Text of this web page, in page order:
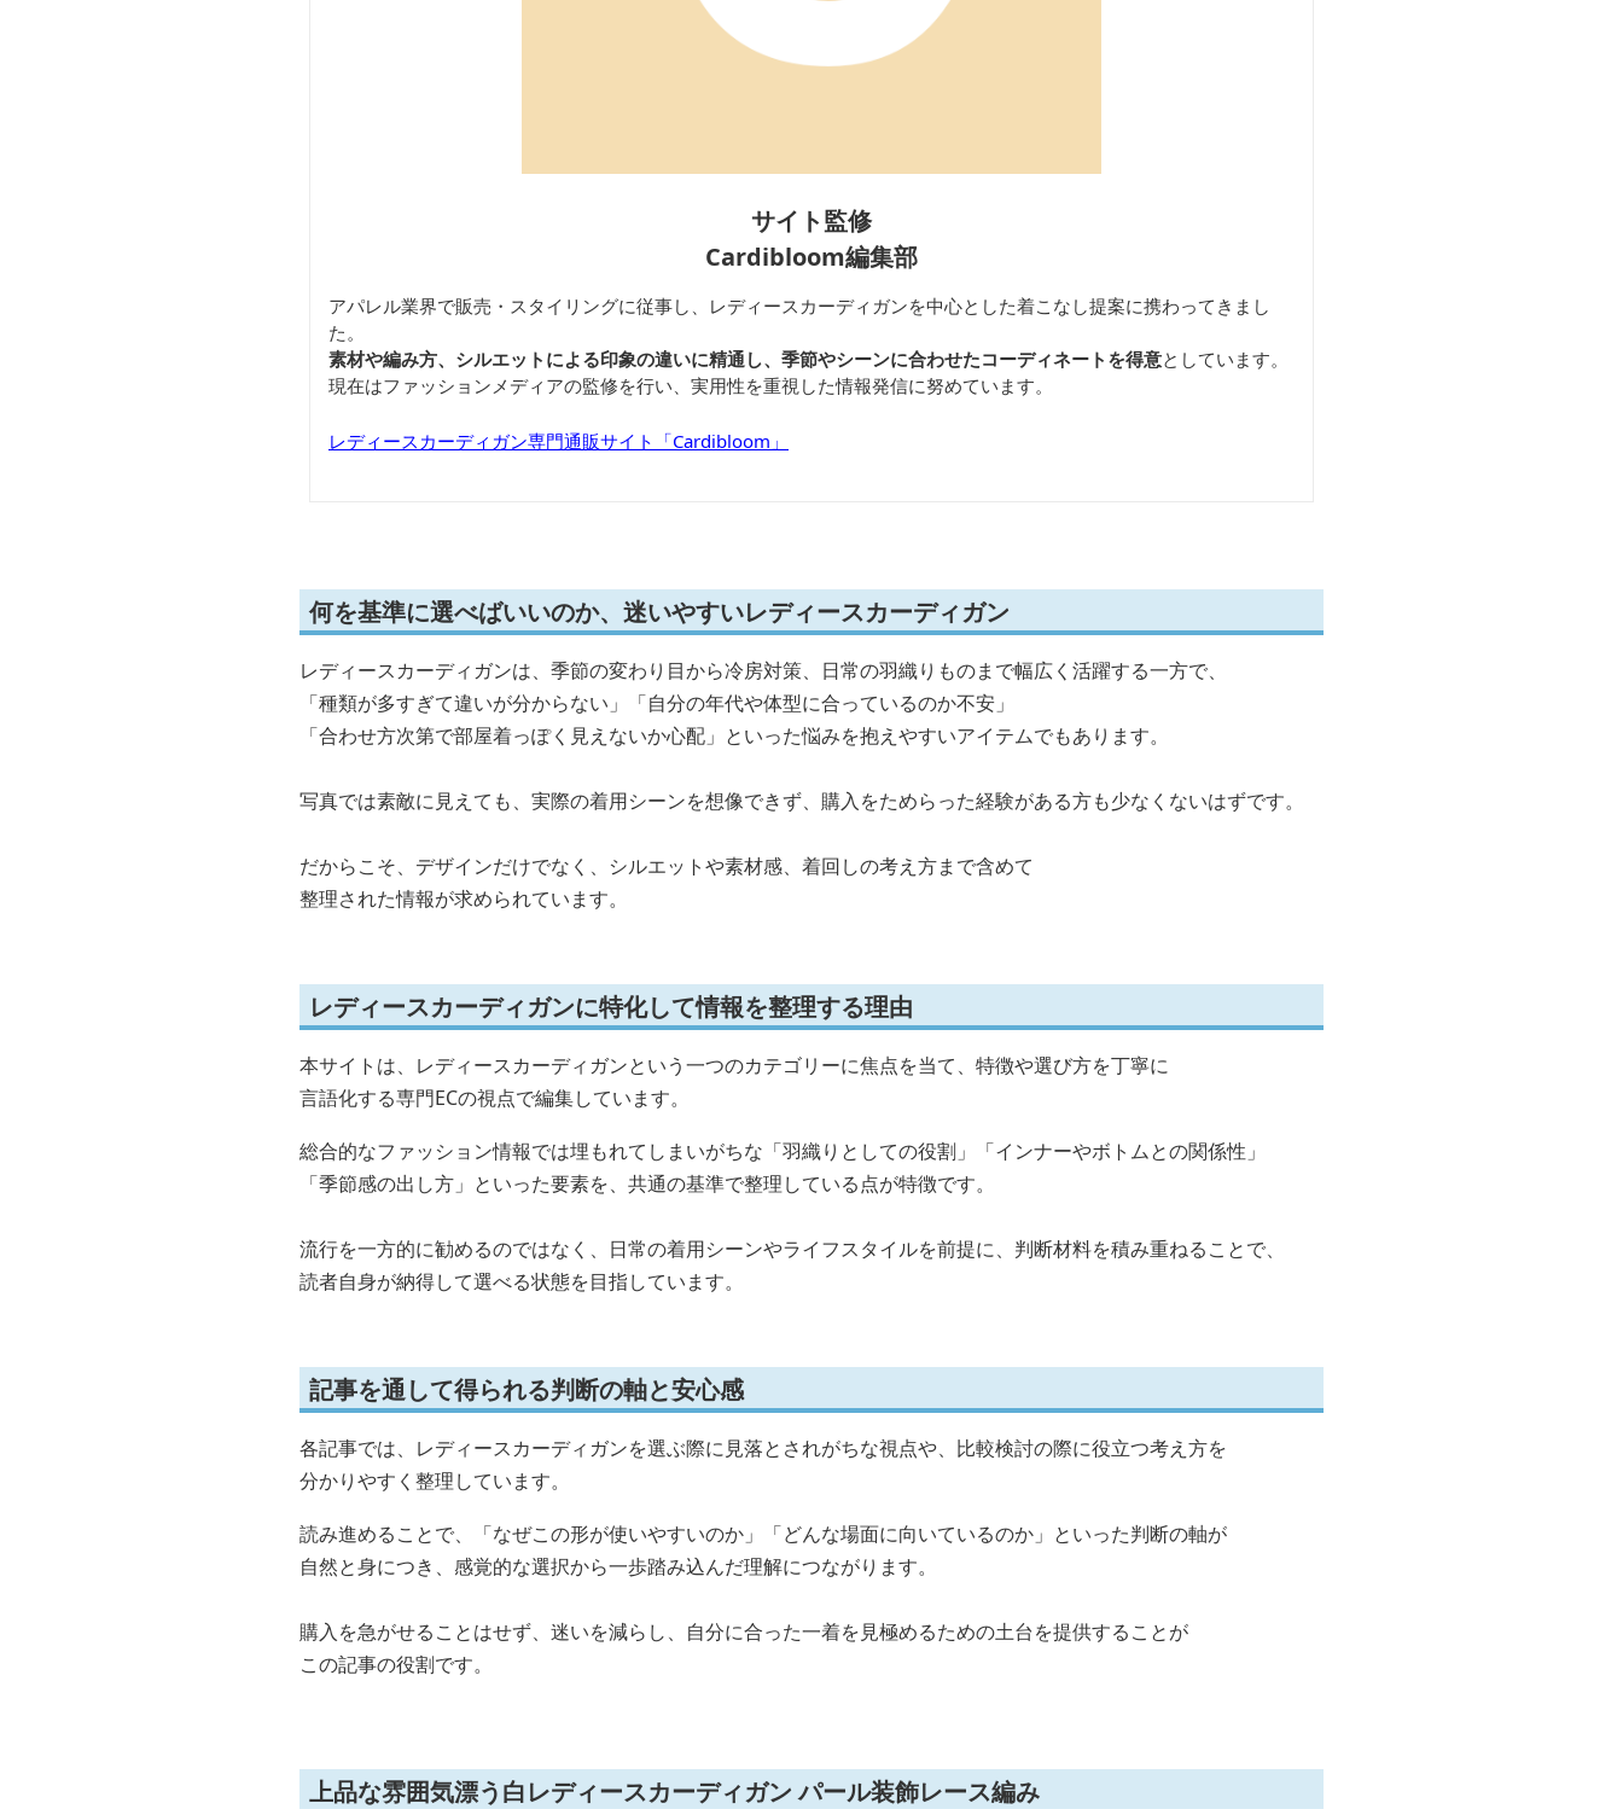
サイト監修
Cardibloom編集部
アパレル業界で販売・スタイリングに従事し、レディースカーディガンを中心とした着こなし提案に携わってきまし
た。
素材や編み方、シルエットによる印象の違いに精通し、季節やシーンに合わせたコーディネートを得意としています。
現在はファッションメディアの監修を行い、実用性を重視した情報発信に努めています。
レディースカーディガン専門通販サイト「Cardibloom」
何を基準に選べばいいのか、迷いやすいレディースカーディガン
レディースカーディガンは、季節の変わり目から冷房対策、日常の羽織りものまで幅広く活躍する一方で、
「種類が多すぎて違いが分からない」「自分の年代や体型に合っているのか不安」
「合わせ方次第で部屋着っぽく見えないか心配」といった悩みを抱えやすいアイテムでもあります。
写真では素敵に見えても、実際の着用シーンを想像できず、購入をためらった経験がある方も少なくないはずです。
だからこそ、デザインだけでなく、シルエットや素材感、着回しの考え方まで含めて
整理された情報が求められています。
レディースカーディガンに特化して情報を整理する理由
本サイトは、レディースカーディガンという一つのカテゴリーに焦点を当て、特徴や選び方を丁寧に
言語化する専門ECの視点で編集しています。
総合的なファッション情報では埋もれてしまいがちな「羽織りとしての役割」「インナーやボトムとの関係性」
「季節感の出し方」といった要素を、共通の基準で整理している点が特徴です。
流行を一方的に勧めるのではなく、日常の着用シーンやライフスタイルを前提に、判断材料を積み重ねることで、
読者自身が納得して選べる状態を目指しています。
記事を通して得られる判断の軸と安心感
各記事では、レディースカーディガンを選ぶ際に見落とされがちな視点や、比較検討の際に役立つ考え方を
分かりやすく整理しています。
読み進めることで、「なぜこの形が使いやすいのか」「どんな場面に向いているのか」といった判断の軸が
自然と身につき、感覚的な選択から一歩踏み込んだ理解につながります。
購入を急がせることはせず、迷いを減らし、自分に合った一着を見極めるための土台を提供することが
この記事の役割です。
上品な雰囲気漂う白レディースカーディガン パール装飾レース編み